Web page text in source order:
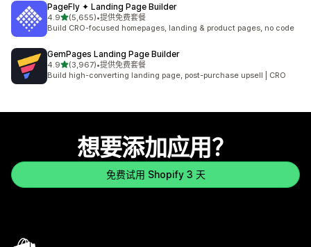
PageFly ✦ Landing Page Builder
4.9星（满分 5 星）
(5,655)
总共 5655 条评论
•提供免费套餐
Build CRO-focused homepages, landing & product pages, no code
GemPages Landing Page Builder
4.9星（满分 5 星）
(3,967)
总共 3967 条评论
•提供免费套餐
Build high-converting landing page, post-purchase upsell | CRO
想要添加应用？
免费试用 Shopify 3 天